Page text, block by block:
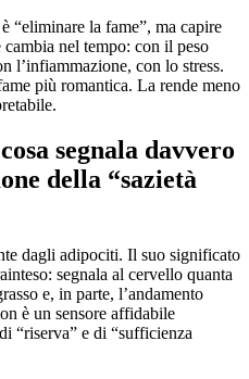
“eliminare la fame”, ma capire
nel tempo: con il peso
l’infiammazione, con lo stress.
più romantica. La rende meno
segnala davvero
della “sazietà
dagli adipociti. Il suo significato
segnala al cervello quanta
e, in parte, l’andamento
è un sensore affidabile
“riserva” e di “sufficienza